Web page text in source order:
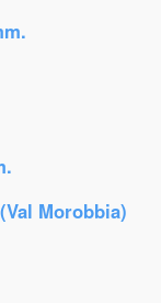
Morobbia)